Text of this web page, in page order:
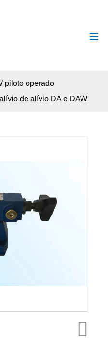
piloto operado
de alívio DA e DAW